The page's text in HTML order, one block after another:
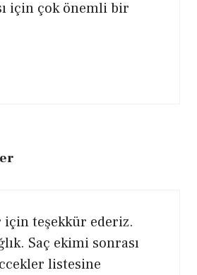
için çok önemli bir
için teşekkür ederiz.
Saç ekimi sonrası
listesine